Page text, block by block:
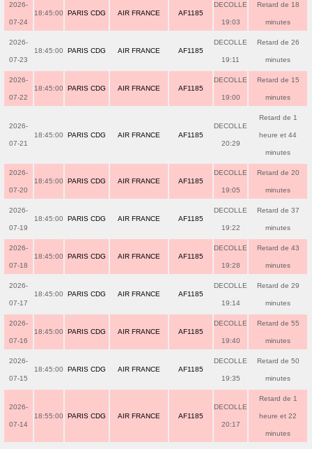
2026-
07-24
18:45:00 PARIS CDG AIR FRANCE AF1185
DECOLLE
19:03
Retard de 18
minutes
2026-
07-23
18:45:00 PARIS CDG AIR FRANCE AF1185
DECOLLE
19:11
Retard de 26
minutes
2026-
07-22
18:45:00 PARIS CDG AIR FRANCE AF1185
DECOLLE
19:00
Retard de 15
minutes
2026-
07-21
18:45:00 PARIS CDG AIR FRANCE AF1185
DECOLLE
20:29
Retard de 1
heure et 44
minutes
2026-
07-20
18:45:00 PARIS CDG AIR FRANCE AF1185
DECOLLE
19:05
Retard de 20
minutes
2026-
07-19
18:45:00 PARIS CDG AIR FRANCE AF1185
DECOLLE
19:22
Retard de 37
minutes
2026-
07-18
18:45:00 PARIS CDG AIR FRANCE AF1185
DECOLLE
19:28
Retard de 43
minutes
2026-
07-17
18:45:00 PARIS CDG AIR FRANCE AF1185
DECOLLE
19:14
Retard de 29
minutes
2026-
07-16
18:45:00 PARIS CDG AIR FRANCE AF1185
DECOLLE
19:40
Retard de 55
minutes
2026-
07-15
18:45:00 PARIS CDG AIR FRANCE AF1185
DECOLLE
19:35
Retard de 50
minutes
2026-
07-14
18:55:00 PARIS CDG AIR FRANCE AF1185
DECOLLE
20:17
Retard de 1
heure et 22
minutes